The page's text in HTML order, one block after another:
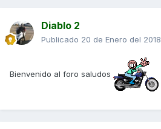
Diablo 2
Publicado 20 de Enero del 2018
Bienvenido al foro saludos